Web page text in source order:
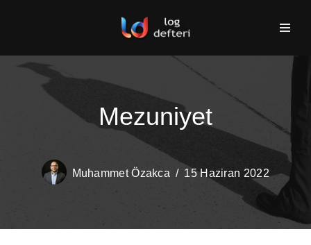
geç
Mezuniyet
Muhammet Özakca 15 Haziran 2022